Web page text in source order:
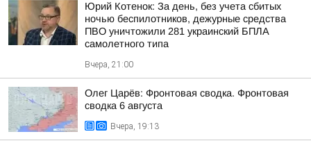
Юрий Котенок: За день, без учета сбитых
ночью беспилотников, дежурные средства
ПВО уничтожили 281 украинский БПЛА
самолетного типа
Вчера, 21:00
Олег Царёв: Фронтовая сводка. Фронтовая
сводка 6 августа
Вчера, 19:13